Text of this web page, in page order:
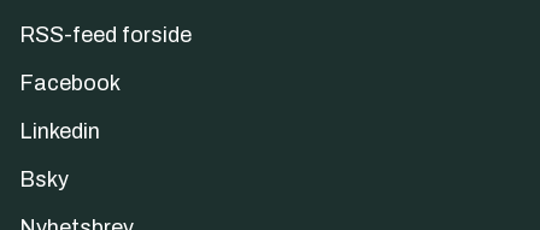
RSS-feed forside
Facebook
Linkedin
Bsky